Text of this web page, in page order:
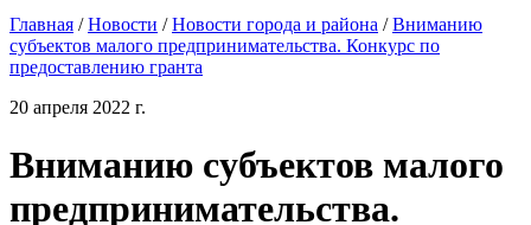
Главная / Новости / Новости города и района / Вниманию
субъектов малого предпринимательства. Конкурс по
предоставлению гранта
20 апреля 2022 г.
Вниманию субъектов малого
предпринимательства.